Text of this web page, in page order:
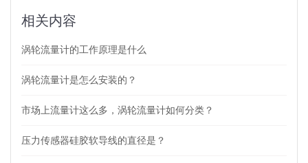
相关内容
涡轮流量计的工作原理是什么
涡轮流量计是怎么安装的？
市场上流量计这么多，涡轮流量计如何分类？
压力传感器硅胶软导线的直径是？